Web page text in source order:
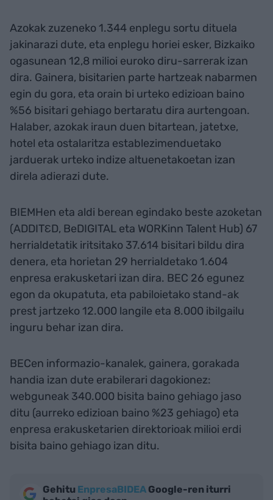
Azokak zuzeneko 1.344 enplegu sortu dituela
jakinarazi dute, eta enplegu horiei esker, Bizkaiko
ogasunean 12,8 milioi euroko diru-sarrerak izan
dira. Gainera, bisitarien parte hartzeak nabarmen
egin du gora, eta orain bi urteko edizioan baino
%56 bisitari gehiago bertaratu dira aurtengoan.
Halaber, azokak iraun duen bitartean, jatetxe,
hotel eta ostalaritza establezimenduetako
jarduerak urteko indize altuenetakoetan izan
direla adierazi dute.
BIEMHen eta aldi berean egindako beste azoketan
(ADDITƐD, BeDIGITAL eta WORKinn Talent Hub) 67
herrialdetatik iritsitako 37.614 bisitari bildu dira
denera, eta horietan 29 herrialdetako 1.604
enpresa erakusketari izan dira. BEC 26 egunez
egon da okupatuta, eta pabiloietako stand-ak
prest jartzeko 12.000 langile eta 8.000 ibilgailu
inguru behar izan dira.
BECen informazio-kanalek, gainera, gorakada
handia izan dute erabilerari dagokionez:
webguneak 340.000 bisita baino gehiago jaso
ditu (aurreko edizioan baino %23 gehiago) eta
enpresa erakusketarien direktorioak milioi erdi
bisita baino gehiago izan ditu.
Gehitu EnpresaBIDEA Google-ren iturri